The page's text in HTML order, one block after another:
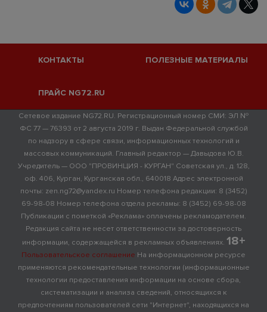
КОНТАКТЫ ПОЛЕЗНЫЕ МАТЕРИАЛЫ
ПРАЙС NG72.RU
Сетевое издание NG72.RU. Регистрационный номер СМИ: ЭЛ №
ФС 77 — 76393 от 2 августа 2019 г. Выдан Федеральной службой
по надзору в сфере связи, информационных технологий и
массовых коммуникаций. Главный редактор — Давыдова Ю.В.
Учредитель — ООО "ПРОВИНЦИЯ - КУРГАН" Советская ул., д. 128,
оф. 406, Курган, Курганская обл., 640018 Адрес электронной
почты: zen.ng72@yandex.ru Номер телефона редакции: 8 (3452)
69-98-08 Номер телефона отдела рекламы: 8 (3452) 69-98-08
Публикации с пометкой «Реклама» оплачены рекламодателем.
Редакция сайта не несет ответственности за достоверность
информации, содержащейся в рекламных объявлениях. 18+
Пользовательское соглашение На информационном ресурсе
применяются рекомендательные технологии (информационные
технологии предоставления информации на основе сбора,
систематизации и анализа сведений, относящихся к
предпочтениям пользователей сети "Интернет", находящихся на